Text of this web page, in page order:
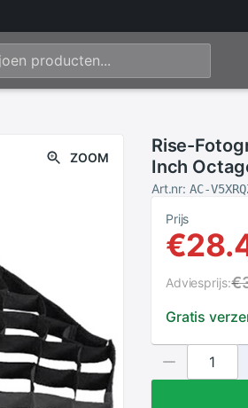
ZOOM
Rise-
Inch
Art.nr:AC-
Prijs
Gratis
Adviesprijs: